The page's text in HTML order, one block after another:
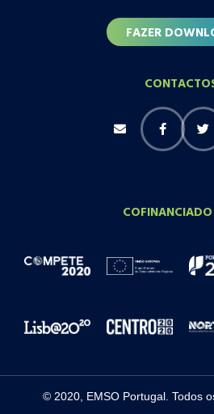
FAZER
© 2020, EMSO Portugal. Todos